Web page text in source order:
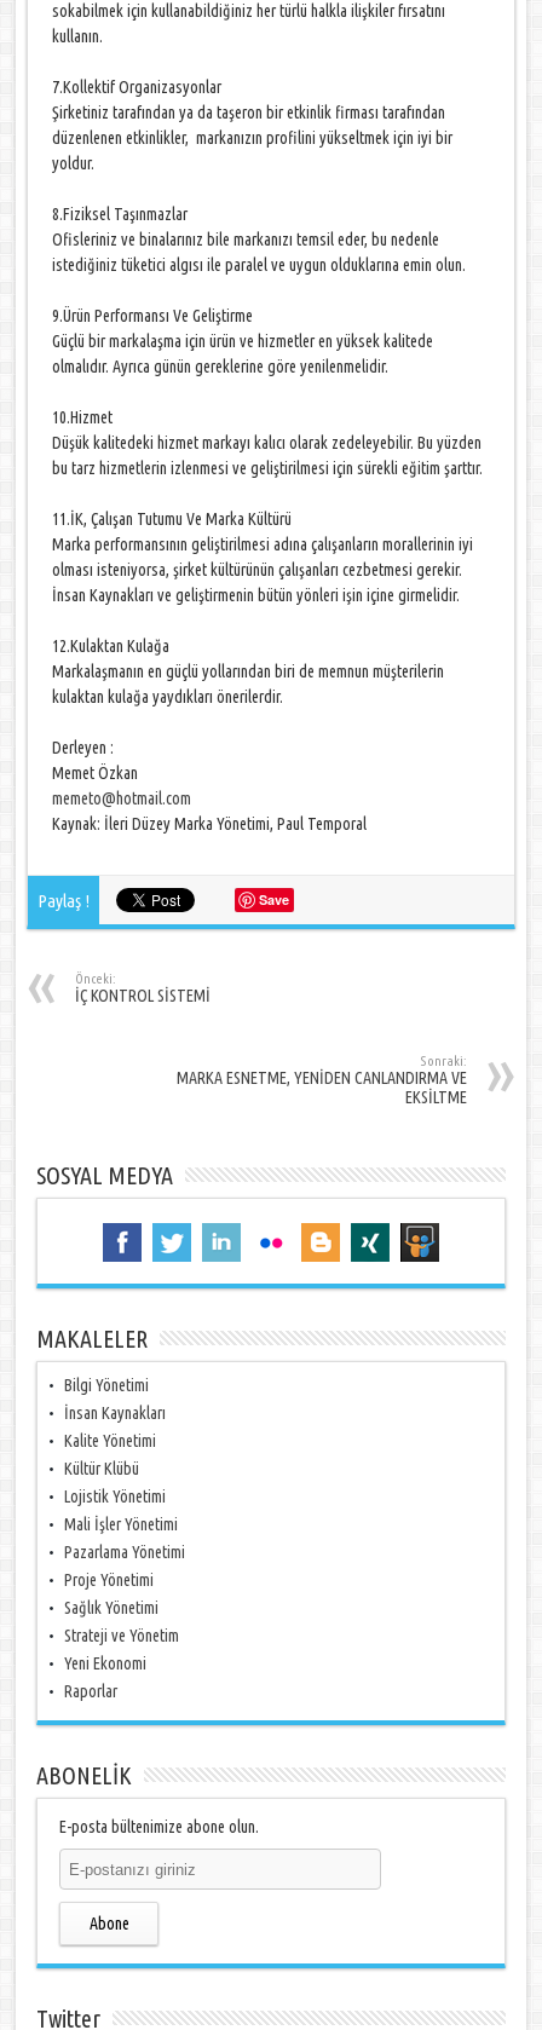
sokabilmek için kullanabildiğiniz her türlü halkla ilişkiler fırsatını
kullanın.
7.Kollektif Organizasyonlar
Şirketiniz tarafından ya da taşeron bir etkinlik firması tarafından
düzenlenen etkinlikler, markanızın profilini yükseltmek için iyi bir
yoldur.
8.Fiziksel Taşınmazlar
Ofisleriniz ve binalarınız bile markanızı temsil eder, bu nedenle
istediğiniz tüketici algısı ile paralel ve uygun olduklarına emin olun.
9.Ürün Performansı Ve Geliştirme
Güçlü bir markalaşma için ürün ve hizmetler en yüksek kalitede
olmalıdır. Ayrıca günün gereklerine göre yenilenmelidir.
10.Hizmet
Düşük kalitedeki hizmet markayı kalıcı olarak zedeleyebilir. Bu yüzden
bu tarz hizmetlerin izlenmesi ve geliştirilmesi için sürekli eğitim şarttır.
11.İK, Çalışan Tutumu Ve Marka Kültürü
Marka performansının geliştirilmesi adına çalışanların morallerinin iyi
olması isteniyorsa, şirket kültürünün çalışanları cezbetmesi gerekir.
İnsan Kaynakları ve geliştirmenin bütün yönleri işin içine girmelidir.
12.Kulaktan Kulağa
Markalaşmanın en güçlü yollarından biri de memnun müşterilerin
kulaktan kulağa yaydıkları önerilerdir.
Derleyen :
Memet Özkan
memeto@hotmail.com
Kaynak: İleri Düzey Marka Yönetimi, Paul Temporal
Paylaş ! Save
Önceki:
İÇ KONTROL SİSTEMİ
Sonraki:
MARKA ESNETME, YENİDEN CANLANDIRMA VE
EKSİLTME
SOSYAL MEDYA
MAKALELER
Bilgi Yönetimi
İnsan Kaynakları
Kalite Yönetimi
Kültür Klübü
Lojistik Yönetimi
Mali İşler Yönetimi
Pazarlama Yönetimi
Proje Yönetimi
Sağlık Yönetimi
Strateji ve Yönetim
Yeni Ekonomi
Raporlar
ABONELİK
E-posta bültenimize abone olun.
Abone
Twitter